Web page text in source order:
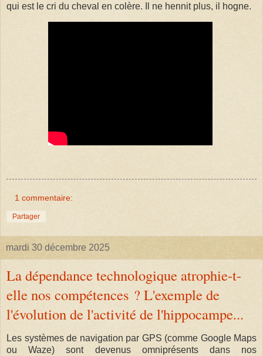
qui est le cri du cheval en colère. Il ne hennit plus, il hogne.
1 commentaire:
Partager
mardi 30 décembre 2025
La dépendance technologique atrophie-t-
elle nos compétences ? L'exemple de
l'évolution de l'activité de l'hippocampe...
Les systèmes de navigation par GPS (comme Google Maps
ou Waze) sont devenus omniprésents dans nos